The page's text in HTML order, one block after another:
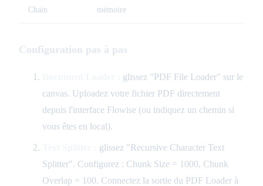
Chain
mémoire
Configuration pas à pas
glissez "PDF File Loader" sur le
canvas. Uploadez votre fichier PDF directement
depuis l'interface Flowise (ou indiquez un chemin si
vous êtes en local).
glissez "Recursive Character Text
Splitter". Configurez : Chunk Size = 1000, Chunk
Overlap = 100. Connectez la sortie du PDF Loader à